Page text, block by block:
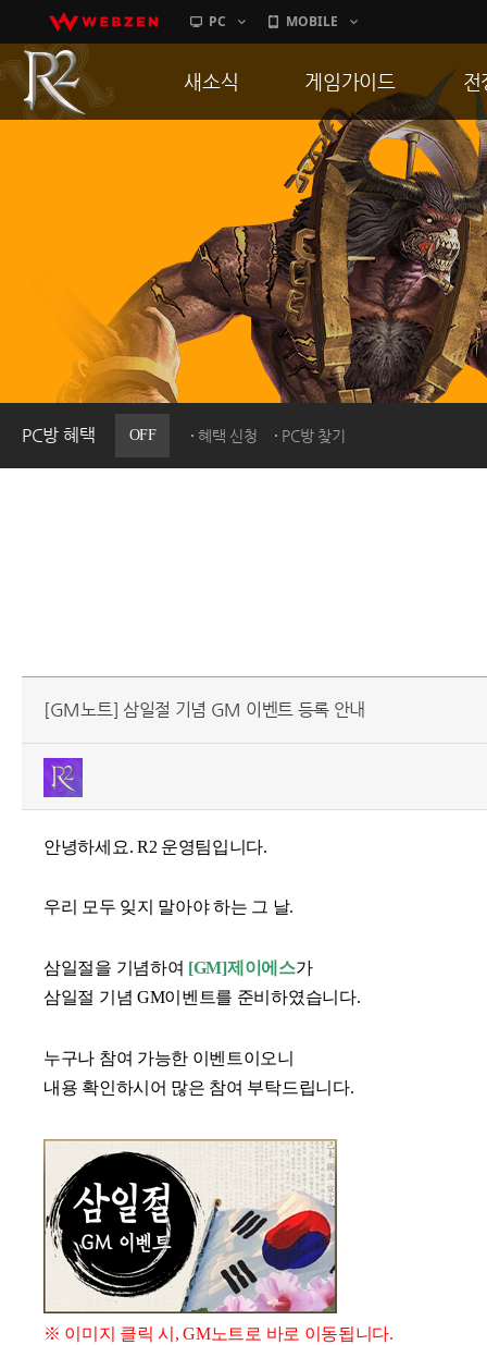
PC MOBILE
PC방 혜택 OFF 혜택 신청 PC방 찾기
새소식
이벤트
히스토리
PC방으로간다
게임가이드
게임 특징
서버가이드
신병훈련소
세부가이드
통합보급센터
전
통
공
[GM노트] 삼일절 기념 GM 이벤트 등록 안내
안녕하세요. R2 운영팀입니다.
우리 모두 잊지 말아야 하는 그 날.
삼일절을 기념하여 [GM]제이에스가
삼일절 기념 GM이벤트를 준비하였습니다.
누구나 참여 가능한 이벤트이오니
내용 확인하시어 많은 참여 부탁드립니다.
※ 이미지 클릭 시, GM노트로 바로 이동됩니다.